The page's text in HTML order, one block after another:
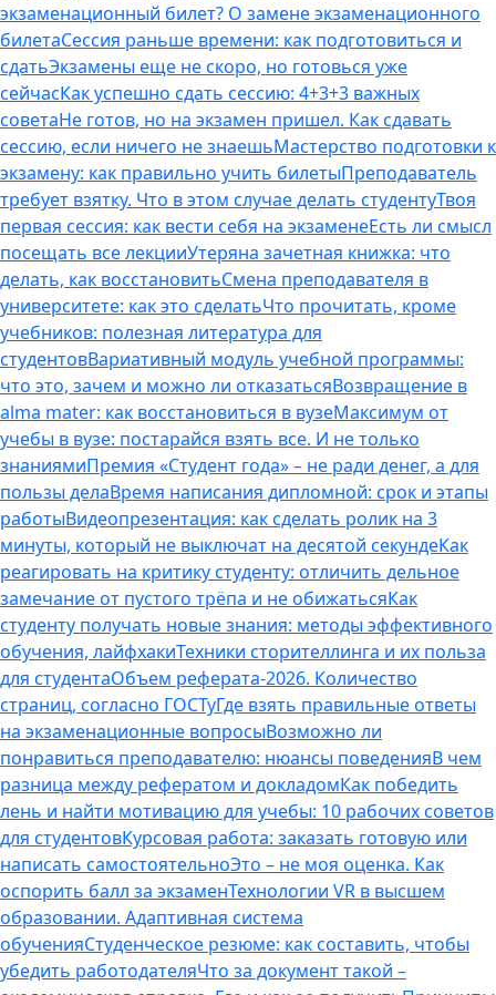
экзаменационный билет? О замене экзаменационного
билетаСессия раньше времени: как подготовиться и
сдатьЭкзамены еще не скоро, но готовься уже
сейчасКак успешно сдать сессию: 4+3+3 важных
советаНе готов, но на экзамен пришел. Как сдавать
сессию, если ничего не знаешьМастерство подготовки к
экзамену: как правильно учить билетыПреподаватель
требует взятку. Что в этом случае делать студентуТвоя
первая сессия: как вести себя на экзаменеЕсть ли смысл
посещать все лекцииУтеряна зачетная книжка: что
делать, как восстановитьСмена преподавателя в
университете: как это сделатьЧто прочитать, кроме
учебников: полезная литература для
студентовВариативный модуль учебной программы:
что это, зачем и можно ли отказатьсяВозвращение в
alma mater: как восстановиться в вузеМаксимум от
учебы в вузе: постарайся взять все. И не только
знаниямиПремия «Студент года» – не ради денег, а для
пользы делаВремя написания дипломной: срок и этапы
работыВидеопрезентация: как сделать ролик на 3
минуты, который не выключат на десятой секундеКак
реагировать на критику студенту: отличить дельное
замечание от пустого трёпа и не обижатьсяКак
студенту получать новые знания: методы эффективного
обучения, лайфхакиТехники сторителлинга и их польза
для студентаОбъем реферата-2026. Количество
страниц, согласно ГОСТуГде взять правильные ответы
на экзаменационные вопросыВозможно ли
понравиться преподавателю: нюансы поведенияВ чем
разница между рефератом и докладомКак победить
лень и найти мотивацию для учебы: 10 рабочих советов
для студентовКурсовая работа: заказать готовую или
написать самостоятельноЭто – не моя оценка. Как
оспорить балл за экзаменТехнологии VR в высшем
образовании. Адаптивная система
обученияСтуденческое резюме: как составить, чтобы
убедить работодателяЧто за документ такой –